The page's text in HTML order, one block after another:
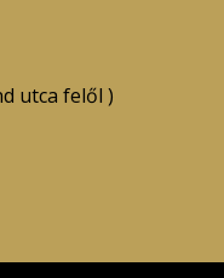
utca felől )